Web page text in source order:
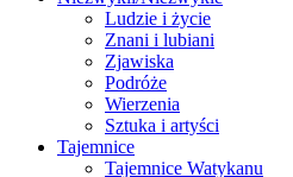
Ludzie i życie
Znani i lubiani
Zjawiska
Podróże
Wierzenia
Sztuka i artyści
Tajemnice
Tajemnice Watykanu